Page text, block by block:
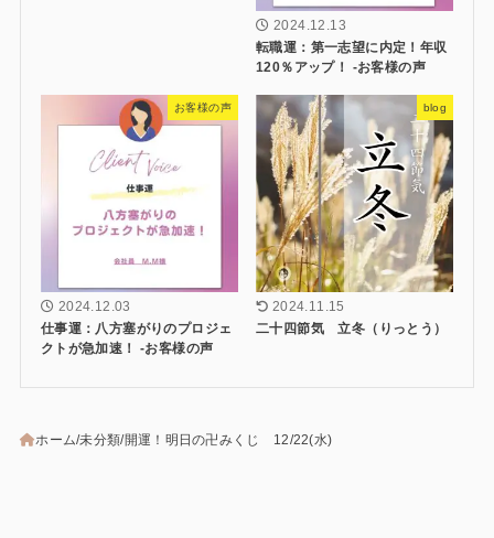
2024.12.13
転職運：第一志望に内定！年収
120％アップ！ -お客様の声
お客様の声
2024.12.03
仕事運：八方塞がりのプロジェ
クトが急加速！ -お客様の声
blog
2024.11.15
二十四節気 立冬（りっとう）
ホーム 未分類 開運！明日の卍みくじ 12/22(水)